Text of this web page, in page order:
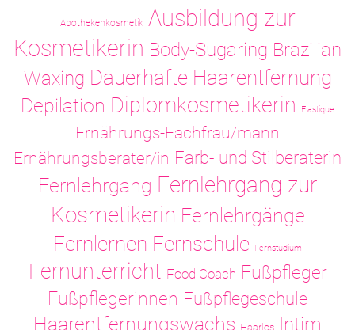
Apothekenkosmetik Ausbildung zur
Kosmetikerin Body-Sugaring Brazilian
Waxing Dauerhafte Haarentfernung
Depilation Diplomkosmetikerin Elastique
Ernährungs-Fachfrau/mann
Ernährungsberater/in Farb- und Stilberaterin
Fernlehrgang Fernlehrgang zur
Kosmetikerin Fernlehrgänge
Fernlernen Fernschule Fernstudium
Fernunterricht Food Coach Fußpfleger
Fußpflegerinnen Fußpflegeschule
Haarentfernungswachs Haarlos Intim